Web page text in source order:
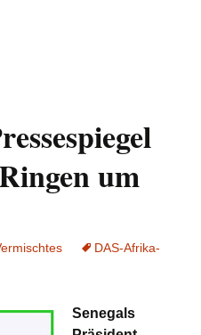
28/2026
um
DAS-Afrika-
Senegals